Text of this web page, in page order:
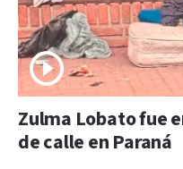
Zulma Lobato fue
de calle en Paraná